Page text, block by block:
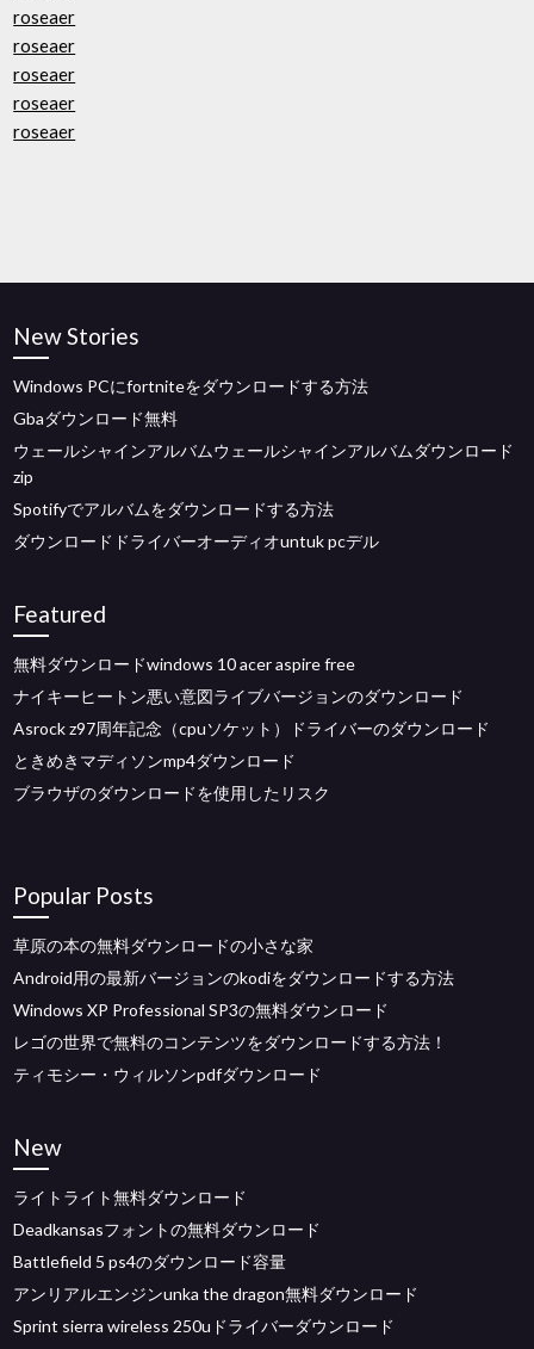
roseaer
roseaer
roseaer
roseaer
roseaer
New Stories
Windows PCにfortniteをダウンロードする方法
Gbaダウンロード無料
ウェールシャインアルバムウェールシャインアルバムダウンロード
zip
Spotifyでアルバムをダウンロードする方法
ダウンロードドライバーオーディオuntuk pcデル
Featured
無料ダウンロードwindows 10 acer aspire free
ナイキーヒートン悪い意図ライブバージョンのダウンロード
Asrock z97周年記念（cpuソケット）ドライバーのダウンロード
ときめきマディソンmp4ダウンロード
ブラウザのダウンロードを使用したリスク
Popular Posts
草原の本の無料ダウンロードの小さな家
Android用の最新バージョンのkodiをダウンロードする方法
Windows XP Professional SP3の無料ダウンロード
レゴの世界で無料のコンテンツをダウンロードする方法！
ティモシー・ウィルソンpdfダウンロード
New
ライトライト無料ダウンロード
Deadkansasフォントの無料ダウンロード
Battlefield 5 ps4のダウンロード容量
アンリアルエンジンunka the dragon無料ダウンロード
Sprint sierra wireless 250uドライバーダウンロード